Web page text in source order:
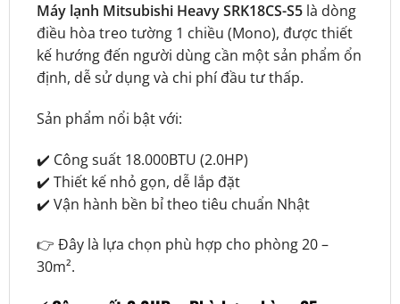
Máy lạnh Mitsubishi Heavy SRK18CS-S5là dòng
điều hòa treo tường 1 chiều (Mono), được thiết
kế hướng đến người dùng cần một sản phẩm ổn
định, dễ sử dụng và chi phí đầu tư thấp.
Sản phẩm nổi bật với:
✔️ Công suất 18.000BTU (2.0HP)
✔️ Thiết kế nhỏ gọn, dễ lắp đặt
✔️ Vận hành bền bỉ theo tiêu chuẩn Nhật
👉 Đây là lựa chọn phù hợp cho phòng 20 –
30m².